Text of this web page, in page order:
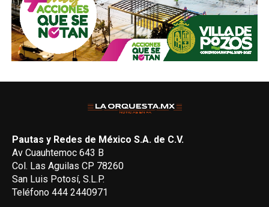
Pautas y Redes de México S.A. de C.V.
Av Cuauhtemoc 643 B
Col. Las Aguilas CP 78260
San Luis Potosí, S.L.P.
Teléfono 444 2440971